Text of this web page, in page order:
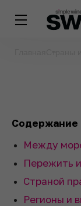
Содержание
Между
Пережить
Страной
Регионы и